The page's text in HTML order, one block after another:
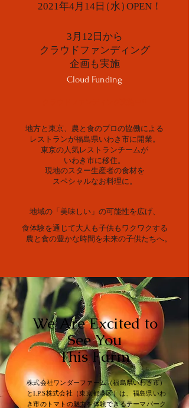
2021年4月14日（水）OPEN！
3月12日から
クラウドファンディング
企画も実施
Cloud Funding
地方と東京、農と食のプロの協働による
レストランが福島県いわき市に開業。
地域の「美味しい」の可能性を広げ、
現地のスター生産者の食材を
スペシャルなお料理に。
東京の人気レストランチームが
いわき市に移住。
食体験を通じて大人も子供もワクワクする
農と食の豊かな時間を未来の子供たちへ。
We Are Excited to
See You
This Farm
株式会社ワンダーファーム（福島県いわき市）
とI.P.S株式会社（東京都港区）は、福島県いわ
き市のトマトの魅力を体験できるテーマパーク